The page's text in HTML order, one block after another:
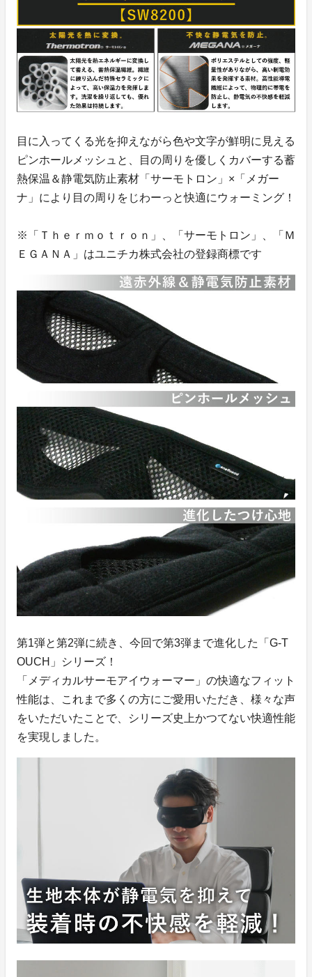
目に入ってくる光を抑えながら色や文字が鮮明に見える
ピンホールメッシュと、目の周りを優しくカバーする蓄
熱保温＆静電気防止素材「サーモトロン」×「メガー
ナ」により目の周りをじわーっと快適にウォーミング！
※「Ｔｈｅｒｍｏｔｒｏｎ」、「サーモトロン」、「Ｍ
ＥＧＡＮＡ」はユニチカ株式会社の登録商標です
第1弾と第2弾に続き、今回で第3弾まで進化した「G-T
OUCH」シリーズ！
「メディカルサーモアイウォーマー」の快適なフィット
性能は、これまで多くの方にご愛用いただき、様々な声
をいただいたことで、シリーズ史上かつてない快適性能
を実現しました。